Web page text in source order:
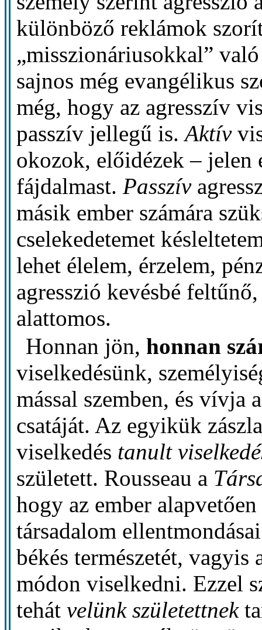
különböző reklámok
„misszionáriusokkal”
sajnos még evangélikus
még, hogy az agresszív
passzív jellegű is.Aktív
okozok, előidézek – jelen
fájdalmast.Passzív
másik ember számára
cselekedetemet
lehet élelem, érzelem,
agresszió kevésbé
alattomos.
Honnan jön, honnan
viselkedésünk,
mással szemben, és vívja
csatáját. Az egyikük
viselkedés tanult
született. Rousseau a
hogy az ember
társadalom
békés természetét, vagyis
módon viselkedni. Ezzel
tehátvelünk születettnek